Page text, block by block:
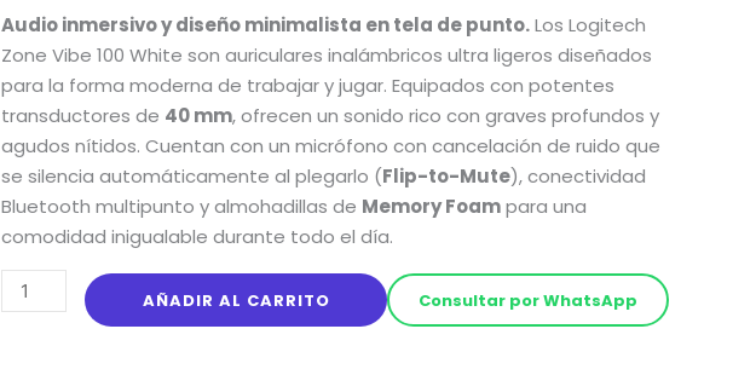
Audio inmersivo y diseño minimalista en tela de punto.Los Logitech
Zone Vibe 100 White son auriculares inalámbricos ultra ligeros diseñados
para la forma moderna de trabajar y jugar. Equipados con potentes
transductores de 40 mm, ofrecen un sonido rico con graves profundos y
agudos nítidos. Cuentan con un micrófono con cancelación de ruido que
se silencia automáticamente al plegarlo (Flip-to-Mute), conectividad
Bluetooth multipunto y almohadillas de Memory Foampara una
comodidad inigualable durante todo el día.
100
White
con
Bluetooth
y
Micrófono
Flip-
to-
Mute
cantidad
AÑADIR AL CARRITO Consultar por WhatsApp